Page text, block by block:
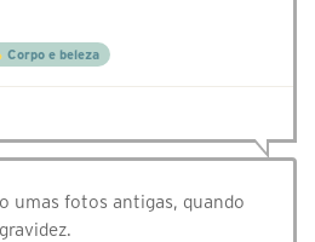
Corpo e beleza
umas fotos antigas, quando